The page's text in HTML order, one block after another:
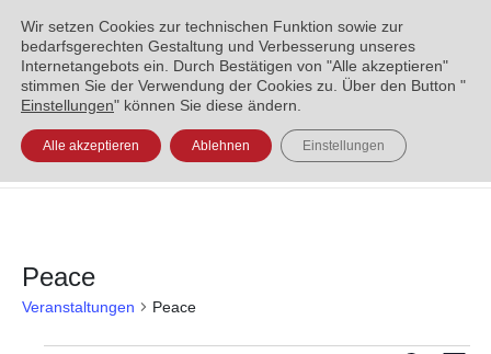
ENGLISH العربية УКРАЇНСЬКА
Peace
Veranstaltungen Peace
Wir setzen Cookies zur technischen Funktion sowie zur
bedarfsgerechten Gestaltung und Verbesserung unseres
Internetangebots ein. Durch Bestätigen von "Alle akzeptieren"
stimmen Sie der Verwendung der Cookies zu. Über den Button "
Einstellungen" können Sie diese ändern.
Alle akzeptieren Ablehnen Einstellungen